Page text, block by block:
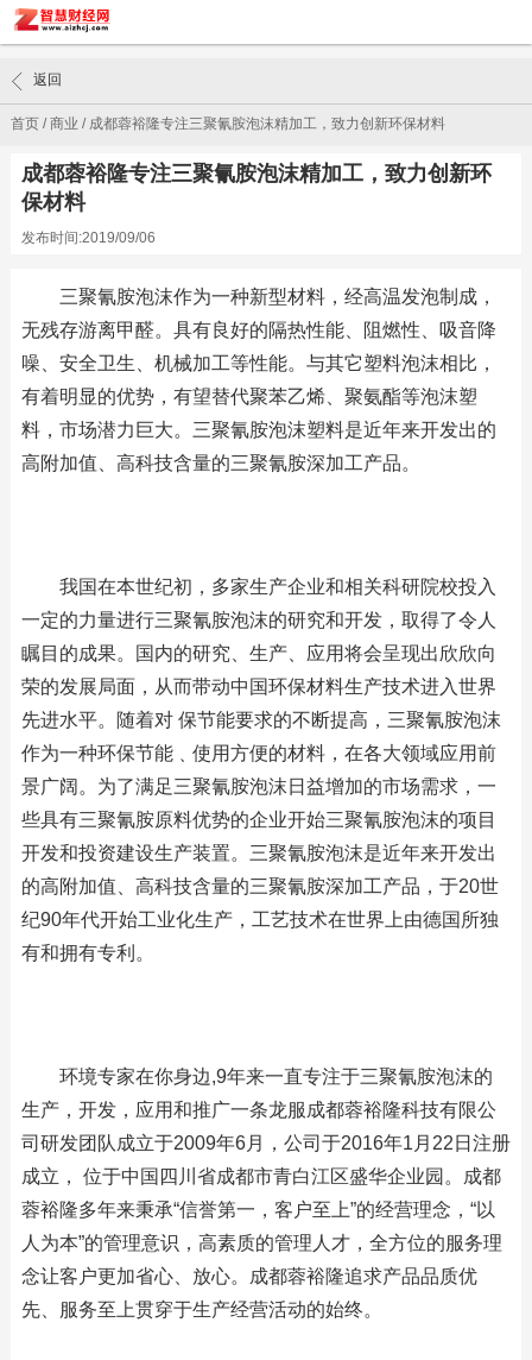
首页/商业 / 成都蓉裕隆专注三聚氰胺泡沫精加工，致力创新环保材料
返回
成都蓉裕隆专注三聚氰胺泡沫精加工，致力创新环
保材料
发布时间:2019/09/06
三聚氰胺泡沫作为一种新型材料，经高温发泡制成，
无残存游离甲醛。具有良好的隔热性能、阻燃性、吸音降
噪、安全卫生、机械加工等性能。与其它塑料泡沫相比，
有着明显的优势，有望替代聚苯乙烯、聚氨酯等泡沫塑
料，市场潜力巨大。三聚氰胺泡沫塑料是近年来开发出的
高附加值、高科技含量的三聚氰胺深加工产品。
我国在本世纪初，多家生产企业和相关科研院校投入
一定的力量进行三聚氰胺泡沫的研究和开发，取得了令人
瞩目的成果。国内的研究、生产、应用将会呈现出欣欣向
荣的发展局面，从而带动中国环保材料生产技术进入世界
先进水平。随着对 保节能要求的不断提高，三聚氰胺泡沫
作为一种环保节能﹑使用方便的材料，在各大领域应用前
景广阔。为了满足三聚氰胺泡沫日益增加的市场需求，一
些具有三聚氰胺原料优势的企业开始三聚氰胺泡沫的项目
开发和投资建设生产装置。三聚氰胺泡沫是近年来开发出
的高附加值、高科技含量的三聚氰胺深加工产品，于20世
纪90年代开始工业化生产，工艺技术在世界上由德国所独
有和拥有专利。
环境专家在你身边,9年来一直专注于三聚氰胺泡沫的
生产，开发，应用和推广一条龙服成都蓉裕隆科技有限公
司研发团队成立于2009年6月，公司于2016年1月22日注册
成立， 位于中国四川省成都市青白江区盛华企业园。成都
蓉裕隆多年来秉承“信誉第一，客户至上”的经营理念，“以
人为本”的管理意识，高素质的管理人才，全方位的服务理
念让客户更加省心、放心。成都蓉裕隆追求产品品质优
先、服务至上贯穿于生产经营活动的始终。